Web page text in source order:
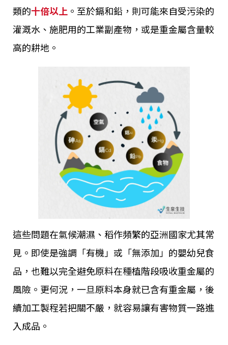
類的十倍以上 。至於鎘和鉛，則可能來自受污染的
灌溉水、施肥用的工業副產物，或是重金屬含量較
高的耕地。
這些問題在氣候潮濕、稻作頻繁的亞洲國家尤其常
見。即使是強調「有機」或「無添加」的嬰幼兒食
品，也難以完全避免原料在種植階段吸收重金屬的
風險。更何況，一旦原料本身就已含有重金屬，後
續加工製程若把關不嚴，就容易讓有害物質一路進
入成品。